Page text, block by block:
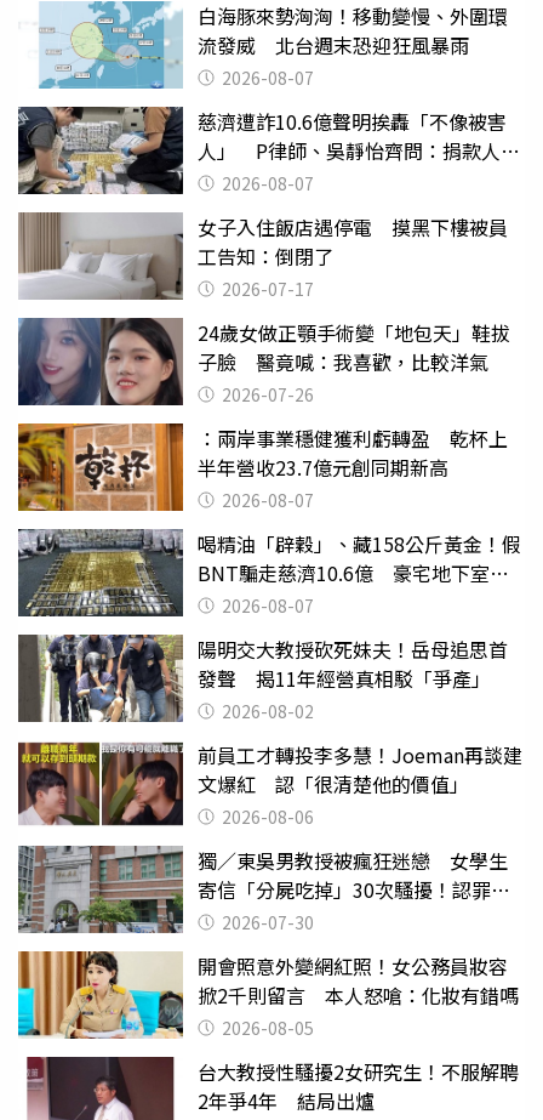
白海豚來勢洶洶！移動變慢、外圍環
流發威 北台週末恐迎狂風暴雨
2026-08-07
慈濟遭詐10.6億聲明挨轟「不像被害
人」 P律師、吳靜怡齊問：捐款人有
權知道真相
2026-08-07
女子入住飯店遇停電 摸黑下樓被員
工告知：倒閉了
2026-07-17
24歲女做正顎手術變「地包天」鞋拔
子臉 醫竟喊：我喜歡，比較洋氣
2026-07-26
：兩岸事業穩健獲利虧轉盈 乾杯上
半年營收23.7億元創同期新高
2026-08-07
喝精油「辟穀」、藏158公斤黃金！假
BNT騙走慈濟10.6億 豪宅地下室竟
挖出乾鮑金庫
2026-08-07
陽明交大教授砍死妹夫！岳母追思首
發聲 揭11年經營真相駁「爭產」
2026-08-02
前員工才轉投李多慧！Joeman再談建
文爆紅 認「很清楚他的價值」
2026-08-06
獨／東吳男教授被瘋狂迷戀 女學生
寄信「分屍吃掉」30次騷擾！認罪免
關 2026-07-30
開會照意外變網紅照！女公務員妝容
掀2千則留言 本人怒嗆：化妝有錯嗎
2026-08-05
台大教授性騷擾2女研究生！不服解聘
2年爭4年 結局出爐